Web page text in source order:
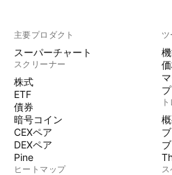
主要プロダクト
スーパーチャート
スクリーナー
株式
ETF
債券
暗号コイン
CEXペア
DEXペア
Pine
ヒートマップ